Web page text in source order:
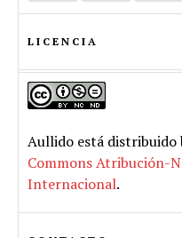
LICENCIA
Aullido está distribuido
Commons Atribución-
Internacional.